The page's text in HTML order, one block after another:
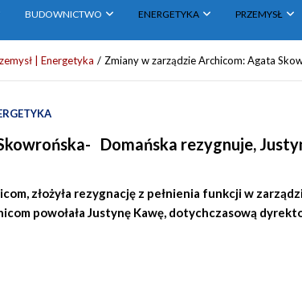
BUDOWNICTWO ENERGETYKA PRZEMYSŁ
| Energetyka Zmiany w zarządzie Archicom: Agata
Domańska rezygnuje,
złożyła rezygnację z pełnienia funkcji w
powołała Justynę Kawę, dotychczasową